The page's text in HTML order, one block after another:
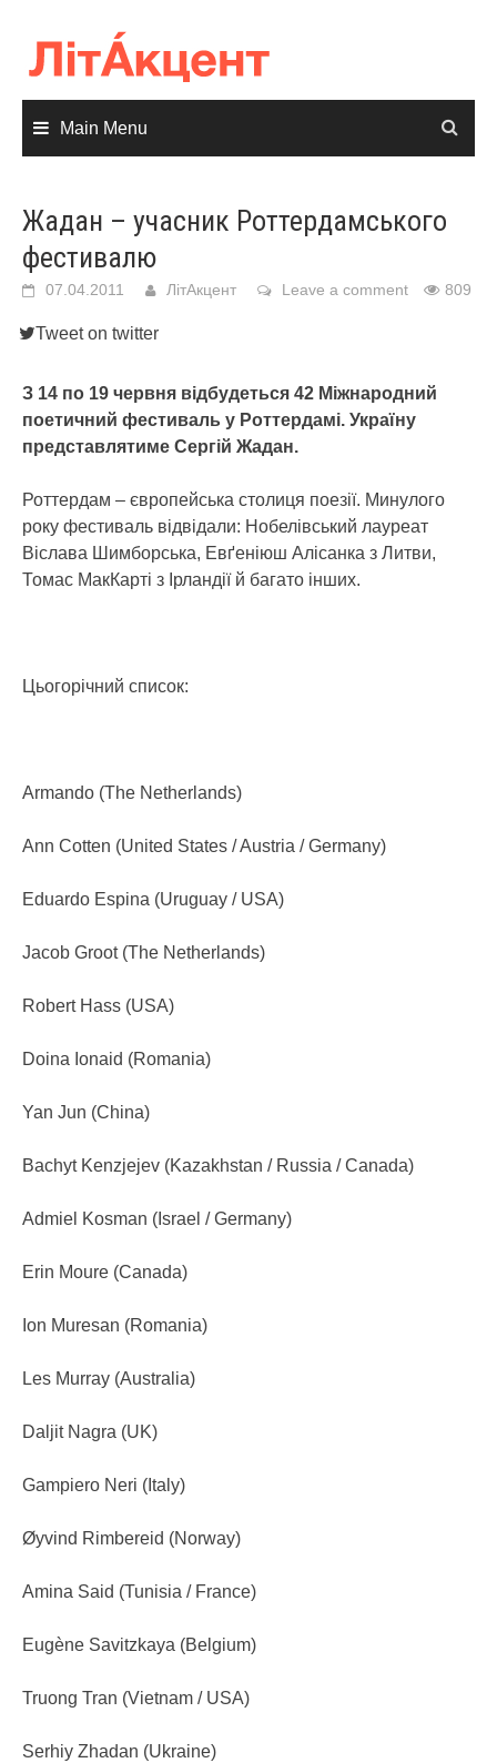
content
Main Menu
Жадан – учасник Роттердамського
фестивалю
07.04.2011 ЛітАкцент Leave a comment 809
Tweet on twitter
З 14 по 19 червня відбудеться 42 Міжнародний
поетичний фестиваль у Роттердамі. Україну
представлятиме Сергій Жадан.
Роттердам – європейська столиця поезії. Минулого
року фестиваль відвідали: Нобелівський лауреат
Віслава Шимборська, Евґеніюш Алісанка з Литви,
Томас МакКарті з Ірландії й багато інших.
Цьогорічний список:
Armando (The Netherlands)
Ann Cotten (United States / Austria / Germany)
Eduardo Espina (Uruguay / USA)
Jacob Groot (The Netherlands)
Robert Hass (USA)
Doina Ionaid (Romania)
Yan Jun (China)
Bachyt Kenzjejev (Kazakhstan / Russia / Canada)
Admiel Kosman (Israel / Germany)
Erin Moure (Canada)
Ion Muresan (Romania)
Les Murray (Australia)
Daljit Nagra (UK)
Gampiero Neri (Italy)
Øyvind Rimbereid (Norway)
Amina Said (Tunisia / France)
Eugène Savitzkaya (Belgium)
Truong Tran (Vietnam / USA)
Serhiy Zhadan (Ukraine)